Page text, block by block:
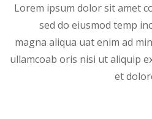
Lorem ipsum dolor sit amet
sed do eiusmod temp
magna aliqua uat enim ad
ullamcoab oris nisi ut aliquip
et